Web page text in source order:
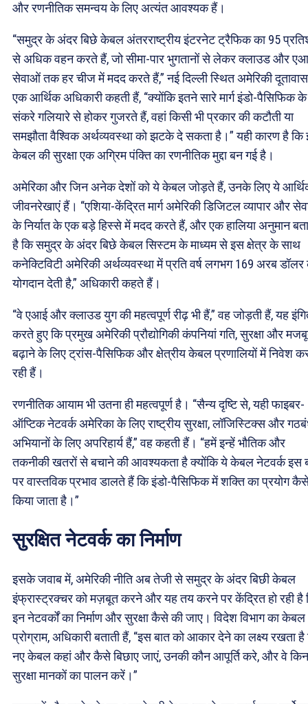
और रणनीतिक समन्वय के लिए अत्यंत आवश्यक हैं।
“समुद्र के अंदर ​बिछे केबल अंतरराष्ट्रीय इंटरनेट ट्रैफिक का 95
से अधिक वहन करते हैं, जो सीमा-पार भुगतानों से लेकर क्लाउड और
सेवाओं तक हर चीज में मदद करते हैं,” नई दिल्ली स्थित अमेरिकी
एक आर्थिक अधिकारी कहती हैं, “क्योंकि इतने सारे मार्ग इंडो-पैसिफिक के
संकरे गलियारे से होकर गुजरते हैं, वहां किसी भी प्रकार की कटौती या
समझौता वैश्विक अर्थव्यवस्था को झटके दे सकता है।” यही कारण है कि
केबल की सुरक्षा एक अग्रिम पंक्ति का रणनीतिक मुद्दा बन गई है।
अमेरिका और जिन अनेक देशों को ये केबल जोड़ते हैं, उनके लिए ये
जीवनरेखाएं हैं। “एशिया-केंद्रित मार्ग अमेरिकी डिजिटल व्यापार और
के निर्यात के एक बड़े हिस्से में मदद करते हैं, और एक हालिया अनुमान
है कि समुद्र के अंदर ​बिछे केबल ​सिस्टम के माध्यम से इस क्षेत्र के साथ
कनेक्टिविटी अमेरिकी अर्थव्यवस्था में प्रति वर्ष लगभग 169 अरब डॉलर
योगदान देती है,” अधिकारी कहते हैं।
“वे एआई और क्लाउड युग की महत्वपूर्ण रीढ़ भी हैं,” वह जोड़ती हैं, यह
करते हुए कि प्रमुख अमेरिकी प्रौद्योगिकी कंपनियां गति, सुरक्षा और
बढ़ाने के लिए ट्रांस-पैसिफिक और क्षेत्रीय केबल प्रणालियों में निवेश
रही हैं।
रणनीतिक आयाम भी उतना ही महत्वपूर्ण है। “सैन्य दृष्टि से, यही फाइबर-
ऑप्टिक नेटवर्क अमेरिका के लिए राष्ट्रीय सुरक्षा, लॉजिस्टिक्स और
अभियानों के लिए अपरिहार्य हैं,” वह कहती हैं। “हमें इन्हें भौतिक और
तकनीकी खतरों से बचाने की आवश्यकता है क्योंकि ये केबल नेटवर्क इस
पर वास्तविक प्रभाव डालते हैं कि इंडो-पैसिफिक में शक्ति का प्रयोग
किया जाता है।”
सुरक्षित नेटवर्क का निर्माण
इसके जवाब में, अमेरिकी नीति अब तेजी से समुद्र के अंदर ​बिछी केबल
इंफ्रास्ट्रक्चर को मज़बूत करने और यह तय करने पर केंद्रित हो रही है
इन नेटवर्कों का निर्माण और सुरक्षा कैसे की जाए। विदेश विभाग का केबल
प्रोग्राम, अधिकारी बताती हैं, “इस बात को आकार देने का लक्ष्य रखता है
नए केबल कहां और कैसे बिछाए जाएं, उनकी कौन आपूर्ति करे, और वे किन
सुरक्षा मानकों का पालन करें।”